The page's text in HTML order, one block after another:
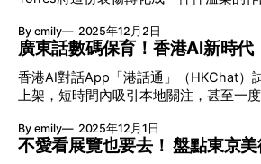
而黑色的ROG Xbox Ally X絕對是全面升
代日本特攝片與動畫薰陶，直到成長後
心頭好，再於廿年前開始從事玩具銷售
具店，更是香港少有的大型懷舊玩具集
RAYMOND更於舖內另闢一角，擺放多年
除有大量車仔玩具，還有出產自七八十年
開《鐵甲萬能俠》、《超力電磁俠》、《
年代的機械人動畫，是合金玩具以外另一
Laycock並相戀，可是幾年後Ross確診患
因而離世，Félix González-Torres此後每
的情書。 用175磅糖重塑思念 當中最為人熟知是《Untitled
(Portrait of Ross in L.A.)》，這件作品
面或牆角，總重量正正是Ross健康時的
走糖果，每一顆被帶走的糖果象徵著
可是藝術家要求糖果需不斷補充以回復原
By emily 2025年12月2日
廣東話數碼保育！香港AI新時代
香港AI對話App「港話通」（HKChat）
上架，短時間內吸引本地關注，甚至一
英語三語融合，全面配合香港人多元語言
慣。對於推動廣東話在數碼時代的保育與
By emily 2025年12月1日
不愛看展覽也要去！ 盤點東京